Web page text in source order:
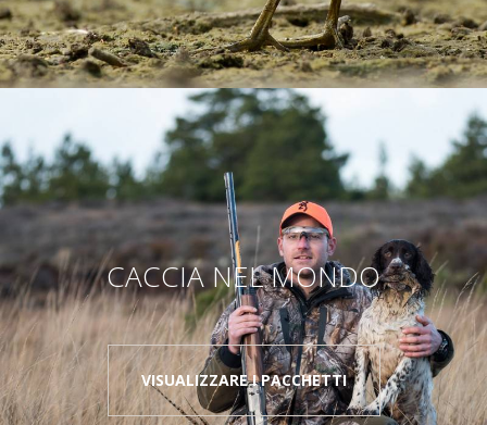
CACCIA NEL MONDO
VISUALIZZARE I PACCHETTI